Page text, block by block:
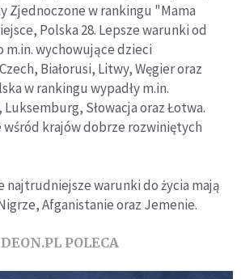
Zjednoczone w rankingu "Mama
Polska 28. Lepsze warunki od
m.in. wychowujące dzieci
Białorusi, Litwy, Węgier oraz
w rankingu wypadły m.in.
Słowacja oraz Łotwa.
wśród krajów dobrze rozwiniętych
najtrudniejsze warunki do życia mają
Afganistanie oraz Jemenie.
DEON.PL POLECA